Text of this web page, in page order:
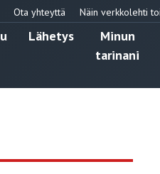
Ota yhteyttä Näin verkkolehti
Lähetys
Minun
tarinani